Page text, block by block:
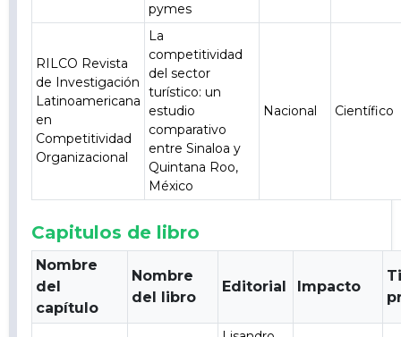
pymes
RILCO Revista
de Investigación
Latinoamericana
en
Competitividad
Organizacional
La
competitividad
del sector
turístico: un
estudio
comparativo
entre Sinaloa y
Quintana Roo,
México
Nacional Científico
Capitulos de libro
Nombre
del
capítulo
Nombre
del libro
Editorial Impacto